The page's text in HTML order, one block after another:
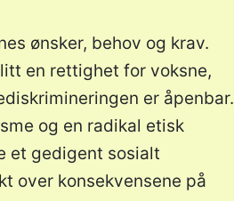
ønsker, behov og krav.
en rettighet for voksne,
er åpenbar.
og en radikal etisk
et gedigent sosialt
over konsekvensene på